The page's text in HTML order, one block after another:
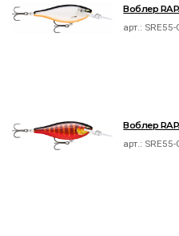
Воблер
арт.: SRE55-
Воблер
арт.: SRE55-